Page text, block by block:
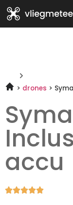
drones
accu
